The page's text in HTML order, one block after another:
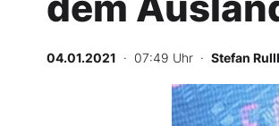
BO-Musterdepots
Experten
Mein B:O
04.01.2021 · 07:49 Uhr · Stefan